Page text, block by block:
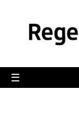
content
☰